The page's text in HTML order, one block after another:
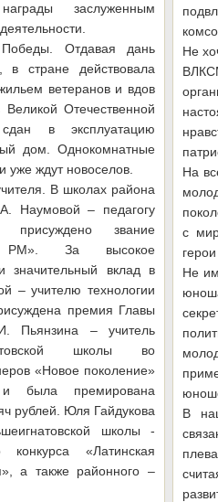
заслуженным
Отдавая дань
в стране действовала
ветеранов и вдов
Отечественной
в эксплуатацию
дом. Однокомнатные
уже ждут новоселов.
В школах района
Наумовой – педагогу
присуждено звание
РМ». За высокое
значительный вклад в
– учителю технологии
премия Главы
Пьянзина – учитель
школы во
«Новое поколение»
была премирована
рублей. Юля Гайдукова
школы -
конкурса «Латинская
а также районного –
Не
На
с
Не
В